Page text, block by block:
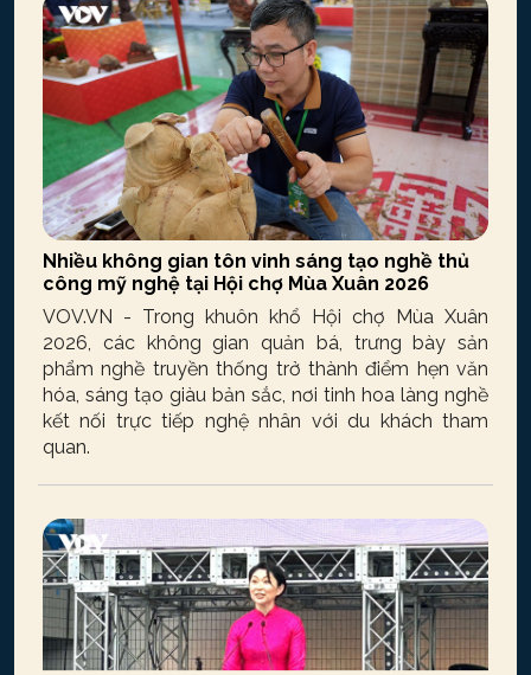
Nhiều không gian tôn vinh sáng tạo nghề thủ
công mỹ nghệ tại Hội chợ Mùa Xuân 2026
VOV.VN - Trong khuôn khổ Hội chợ Mùa Xuân
2026, các không gian quản bá, trưng bày sản
phẩm nghề truyền thống trở thành điểm hẹn văn
hóa, sáng tạo giàu bản sắc, nơi tinh hoa làng nghề
kết nối trực tiếp nghệ nhân với du khách tham
quan.